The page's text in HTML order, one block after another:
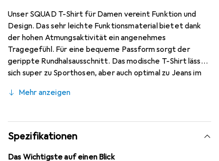
Unser SQUAD T-Shirt für Damen vereint Funktion und
Design. Das sehr leichte Funktionsmaterial bietet dank
der hohen Atmungsaktivität ein angenehmes
Tragegefühl. Für eine bequeme Passform sorgt der
gerippte Rundhalsausschnitt. Das modische T-Shirt lässt
sich super zu Sporthosen, aber auch optimal zu Jeans im
du in jeder Situation eine gute Figur. Leichtes, weiches
Taillierter Schnitt. Ideal für Sport und Freizeit. Unser
Model ist 1,77 m und trägt Grösse 36.
Mehr anzeigen
Spezifikationen
Das Wichtigste auf einen Blick